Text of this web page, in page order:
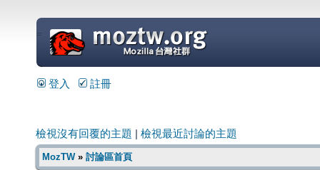
=
登入 註冊
檢視沒有回覆的主題 檢視最近討論的主題
MozTW» 討論區首頁